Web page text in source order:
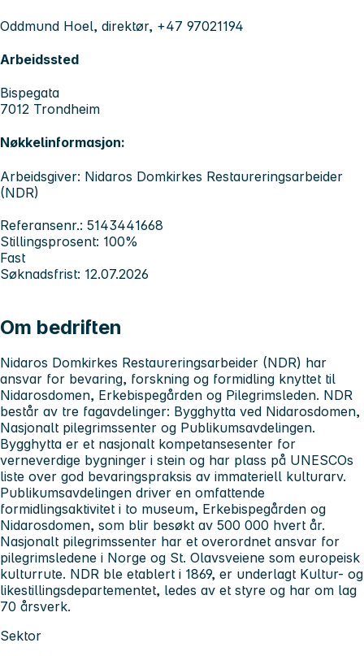
Oddmund Hoel, direktør, +47 97021194
Arbeidssted
Bispegata
7012 Trondheim
Nøkkelinformasjon:
Arbeidsgiver: Nidaros Domkirkes Restaureringsarbeider
(NDR)
Referansenr.: 5143441668
Stillingsprosent: 100%
Fast
Søknadsfrist: 12.07.2026
Om bedriften
Nidaros Domkirkes Restaureringsarbeider (NDR) har
ansvar for bevaring, forskning og formidling knyttet til
Nidarosdomen, Erkebispegården og Pilegrimsleden. NDR
består av tre fagavdelinger: Bygghytta ved Nidarosdomen,
Nasjonalt pilegrimssenter og Publikumsavdelingen.
Bygghytta er et nasjonalt kompetansesenter for
verneverdige bygninger i stein og har plass på UNESCOs
liste over god bevaringspraksis av immateriell kulturarv.
Publikumsavdelingen driver en omfattende
formidlingsaktivitet i to museum, Erkebispegården og
Nidarosdomen, som blir besøkt av 500 000 hvert år.
Nasjonalt pilegrimssenter har et overordnet ansvar for
pilegrimsledene i Norge og St. Olavsveiene som europeisk
kulturrute. NDR ble etablert i 1869, er underlagt Kultur- og
likestillingsdepartementet, ledes av et styre og har om lag
70 årsverk.
Sektor